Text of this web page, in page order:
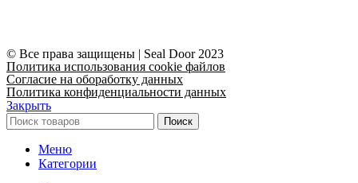
© Все права защищены | Seal Door 2023
Политика использования cookie файлов
Согласие на обоработку данных
Политика конфиденциальности данных
Закрыть
Поиск
Меню
Категории